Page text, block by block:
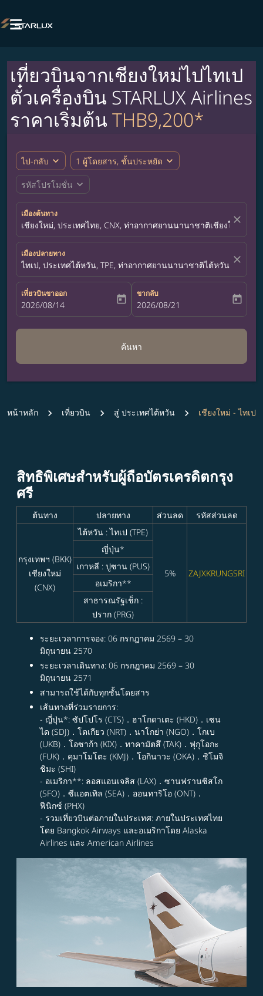

เที่ยวบินจากเชียงใหม่ไปไทเป
ตั๋วเครื่องบิน STARLUX Airlines
ราคาเริ่มต้น THB9,200*
ไป-กลับ expand_more 1 ผู้โดยสาร, ชั้นประหยัด expand_more
รหัสโปรโมชั่น expand_more
เมืองต้นทาง
เชียงใหม่, ประเทศไทย, CNX, ท่าอากาศยานนานาชาติเชียงใหม่
close
เมืองปลายทาง
ไทเป, ประเทศไต้หวัน, TPE, ท่าอากาศยานนานาชาติไต้หวันเถาหยวน
close
เที่ยวบินขาออก
fc-booking-departure-date-aria-label
2026/08/14 today
ขากลับ
fc-booking-return-date-aria-label
2026/08/21 today
ค้นหา
หน้าหลัก เที่ยวบิน สู่ ประเทศไต้หวัน เชียงใหม่ - ไทเป
สิทธิพิเศษสำหรับผู้ถือบัตรเครดิตกรุง
ศรี
ต้นทาง ปลายทาง ส่วนลด รหัสส่วนลด
กรุงเทพฯ (BKK)
เชียงใหม่
(CNX)
ไต้หวัน : ไทเป (TPE)
5% ZAJXKRUNGSRI
ญี่ปุ่น*
เกาหลี : ปูซาน (PUS)
อเมริกา**
สาธารณรัฐเช็ก :
ปราก (PRG)
ระยะเวลาการจอง: 06 กรกฎาคม 2569 – 30
มิถุนายน 2570
ระยะเวลาเดินทาง: 06 กรกฎาคม 2569 – 30
มิถุนายน 2571
สามารถใช้ได้กับทุกชั้นโดยสาร
เส้นทางที่ร่วมรายการ:
- ญี่ปุ่น*: ซัปโปโร (CTS)．ฮาโกดาเตะ (HKD)．เซน
ได (SDJ)．โตเกียว (NRT)．นาโกย่า (NGO)．โกเบ
(UKB)．โอซาก้า (KIX)．ทาคามัตสึ (TAK)．ฟุกุโอกะ
(FUK)．คุมาโมโตะ (KMJ)．โอกินาวะ (OKA)．ชิโมจิ
ชิมะ (SHI)
- อเมริกา**: ลอสแอนเจลิส (LAX)．ซานฟรานซิสโก
(SFO)．ซีแอตเทิล (SEA)．ออนทาริโอ (ONT)．
ฟีนิกซ์ (PHX)
- รวมเที่ยวบินต่อภายในประเทศ: ภายในประเทศไทย
โดย Bangkok Airways และอเมริกาโดย Alaska
Airlines และ American Airlines